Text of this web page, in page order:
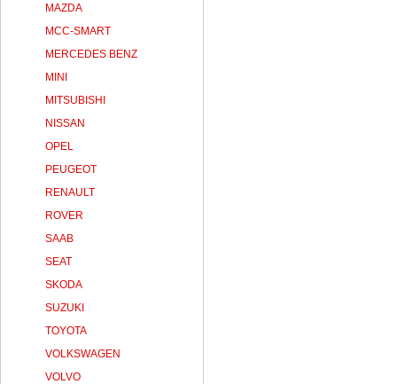
MAZDA
MCC-SMART
MERCEDES BENZ
MINI
MITSUBISHI
NISSAN
OPEL
PEUGEOT
RENAULT
ROVER
SAAB
SEAT
SKODA
SUZUKI
TOYOTA
VOLKSWAGEN
VOLVO